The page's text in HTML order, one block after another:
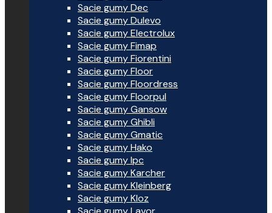
Sacie gumy Dec
Sacie gumy Dulevo
Sacie gumy Electrolux
Sacie gumy Fimap
Sacie gumy Fiorentini
Sacie gumy Floor
Sacie gumy Floordress
Sacie gumy Floorpul
Sacie gumy Gansow
Sacie gumy Ghibli
Sacie gumy Gmatic
Sacie gumy Hako
Sacie gumy Ipc
Sacie gumy Karcher
Sacie gumy Kleinberg
Sacie gumy Kloz